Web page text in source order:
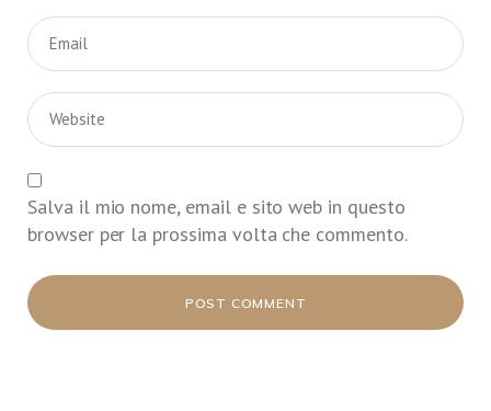
Salva il mio nome, email e sito web in questo
browser per la prossima volta che commento.